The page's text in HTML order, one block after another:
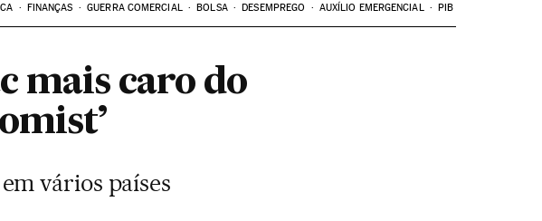
FINANÇAS GUERRA COMERCIAL BOLSA DESEMPREGO AUXÍLIO EMERGENCIAL PIB
mais caro do
vários países